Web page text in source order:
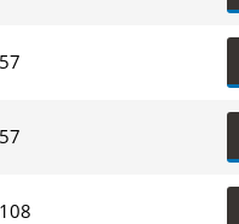
57
57
108